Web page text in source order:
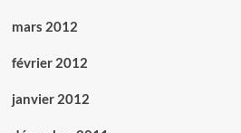
mars 2012
février 2012
janvier 2012